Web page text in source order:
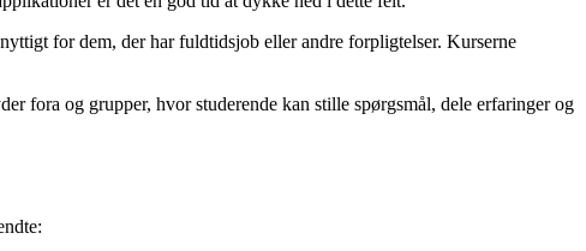
for dem, der har fuldtidsjob eller andre forpligtelser. Kurserne
fora og grupper, hvor studerende kan stille spørgsmål, dele erfaringer og